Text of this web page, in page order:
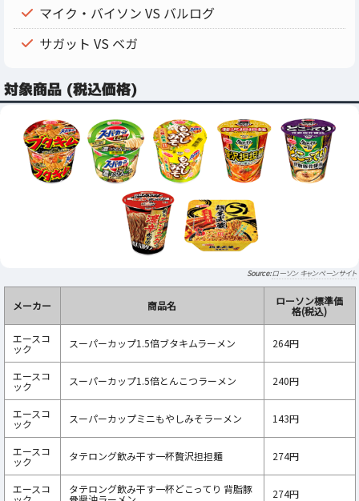
マイク・バイソン VS バルログ
サガット VS ベガ
対象商品 (税込価格)
ローソン キャンペーンサイト
メーカー 商品名 ローソン標準価
格(税込)
エースコ
ック スーパーカップ1.5倍ブタキムラーメン 264円
エースコ
ック スーパーカップ1.5倍とんこつラーメン 240円
エースコ
ック スーパーカップミニもやしみそラーメン 143円
エースコ
ック タテロング飲み干す一杯贅沢担担麺 274円
エースコ タテロング飲み干す一杯どこってり 背脂豚 274円